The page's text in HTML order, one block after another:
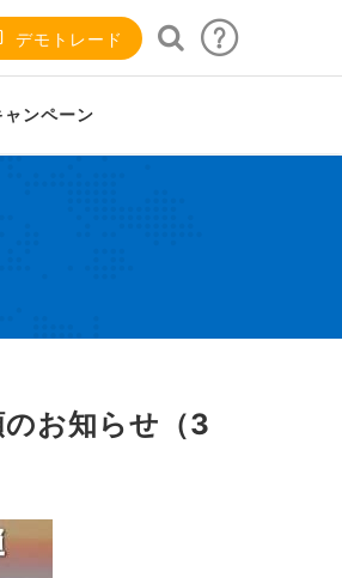
デモトレード
ャンペーン
お知らせ（3